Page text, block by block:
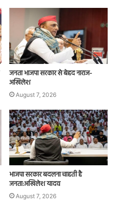
जनता भाजपा सरकार से बेहद नाराज-
अखिलेश
August 7, 2026
भाजपा सरकार बदलना चाहती है
जनता:अखिलेश यादव
August 7, 2026